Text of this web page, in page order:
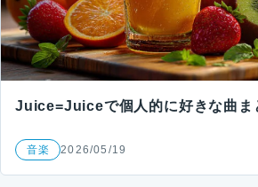
Juice=Juiceで個人的に好きな曲ま
音楽 2026/05/19